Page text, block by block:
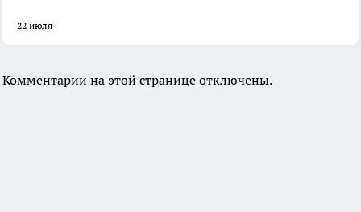
22 июля
Комментарии на этой странице отключены.